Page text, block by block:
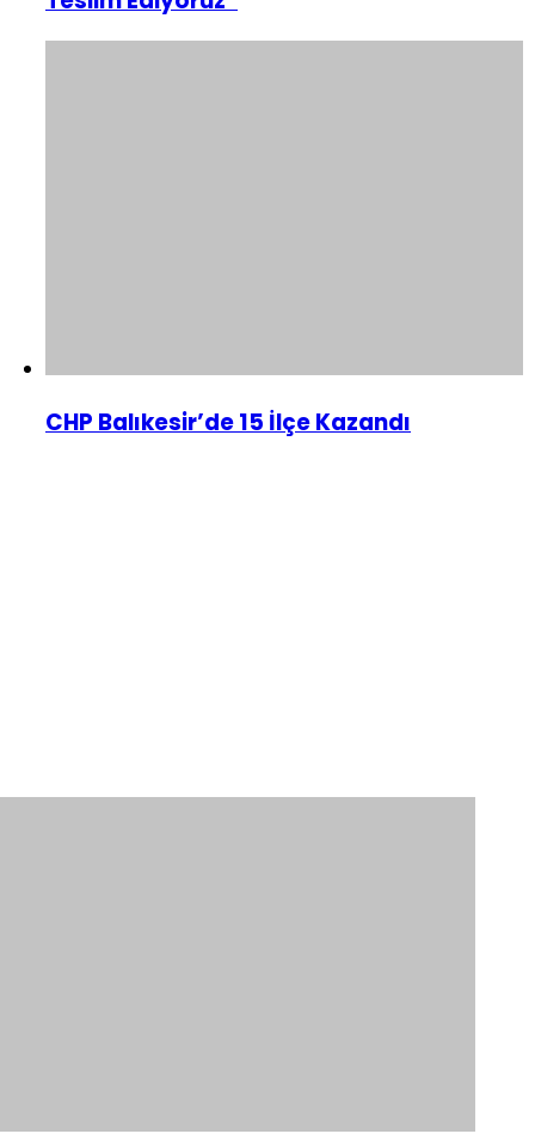
CHP Balıkesir’de 15 İlçe Kazandı